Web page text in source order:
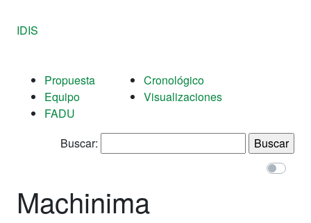
IDIS
Propuesta
Equipo
FADU
Cronológico
Visualizaciones
Buscar:
Machinima